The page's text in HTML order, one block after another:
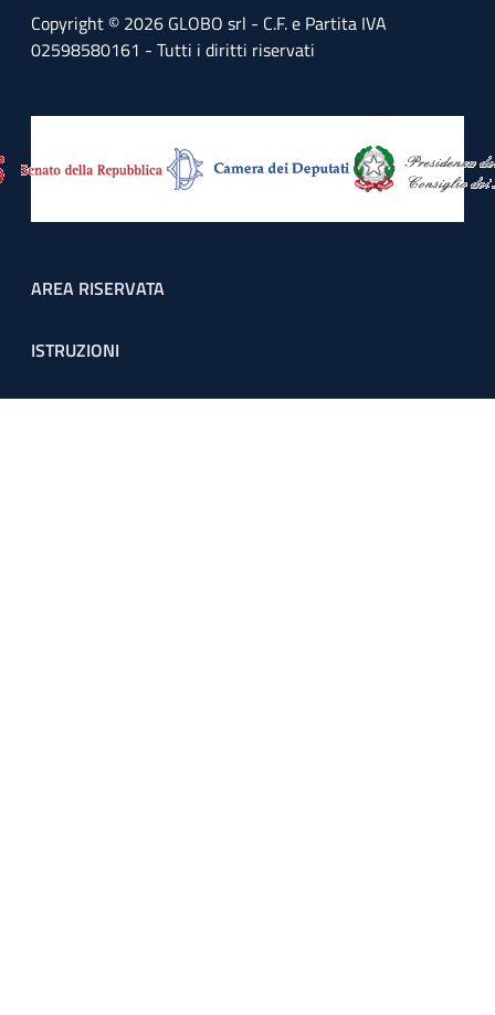
Copyright © 2026 GLOBO srl - C.F. e Partita IVA
02598580161 - Tutti i diritti riservati
Footer menu
AREA RISERVATA
ISTRUZIONI